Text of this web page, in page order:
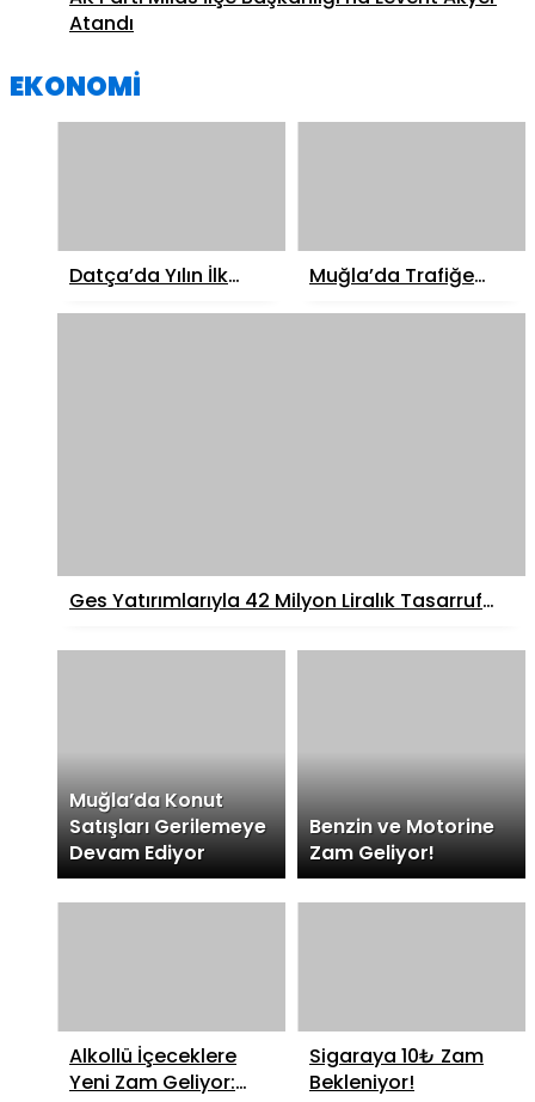
Atandı
EKONOMİ
Datça’da Yılın İlk
Muğla’da Trafiğe
Ges Yatırımlarıyla 42 Milyon Liralık Tasarruf
Muğla’da Konut
Satışları Gerilemeye
Devam Ediyor
Benzin ve Motorine
Zam Geliyor!
Alkollü İçeceklere
Yeni Zam Geliyor:
Sigaraya 10₺ Zam
Bekleniyor!